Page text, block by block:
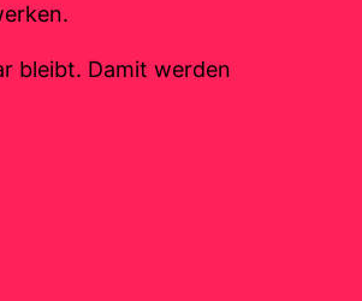
bleibt. Damit werden